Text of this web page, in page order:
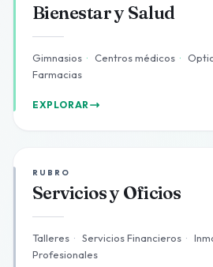
Bienestar y Salud
Gimnasios · Centros médicos ·
Farmacias
EXPLORAR
RUBRO
Servicios y Oficios
Talleres · Servicios Financieros ·
Profesionales